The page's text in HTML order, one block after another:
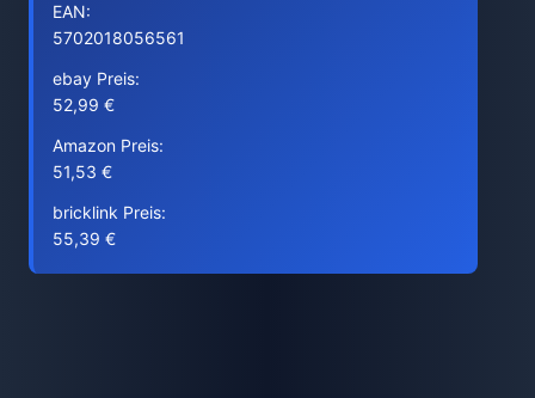
EAN:
5702018056561
ebay Preis:
52,99 €
Amazon Preis:
51,53 €
bricklink Preis:
55,39 €